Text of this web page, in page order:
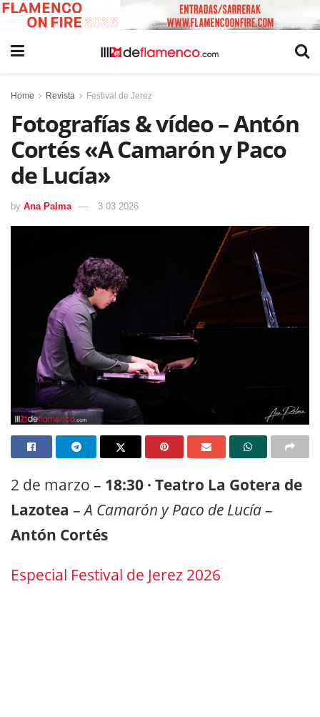
Home Revista Festival de Jerez
Fotografías & vídeo – Antón
Cortés «A Camarón y Paco
de Lucía»
by Ana Palma 3 03 2026
2 de marzo – 18:30 · Teatro La Gotera de
Lazotea –A Camarón y Paco de Lucía–
Antón Cortés
Especial Festival de Jerez 2026